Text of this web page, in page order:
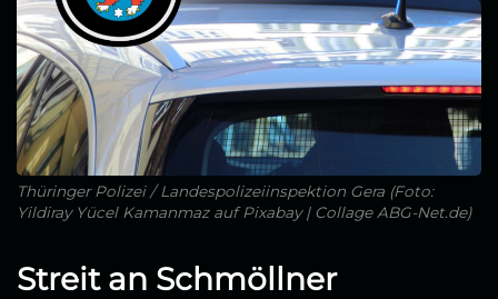
Thüringer Polizei / Landespolizeiinspektion Gera (Foto:
Yildiray Yücel Kamanmaz auf Pixabay | Collage ABG-Net.de)
Streit an Schmöllner